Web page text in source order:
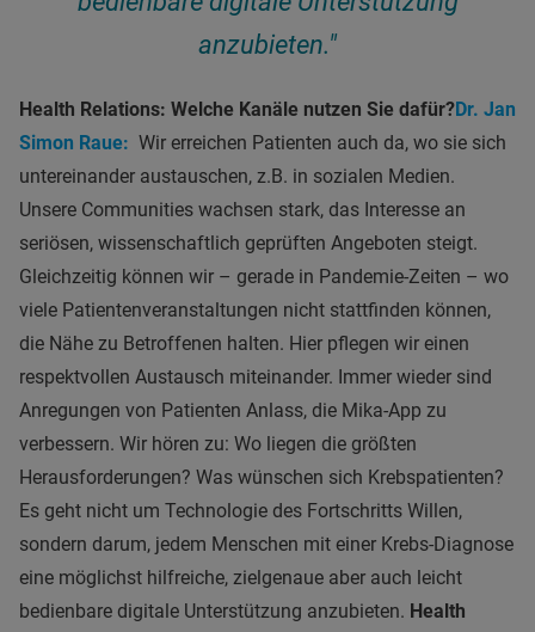
anzubieten."
Health Relations: Welche Kanäle nutzen Sie dafür?Dr. Jan
Simon Raue: Wir erreichen Patienten auch da, wo sie sich
untereinander austauschen, z.B. in sozialen Medien.
Unsere Communities wachsen stark, das Interesse an
seriösen, wissenschaftlich geprüften Angeboten steigt.
Gleichzeitig können wir – gerade in Pandemie-Zeiten – wo
viele Patientenveranstaltungen nicht stattfinden können,
die Nähe zu Betroffenen halten. Hier pflegen wir einen
respektvollen Austausch miteinander. Immer wieder sind
Anregungen von Patienten Anlass, die Mika-App zu
verbessern. Wir hören zu: Wo liegen die größten
Herausforderungen? Was wünschen sich Krebspatienten?
Es geht nicht um Technologie des Fortschritts Willen,
sondern darum, jedem Menschen mit einer Krebs-Diagnose
eine möglichst hilfreiche, zielgenaue aber auch leicht
bedienbare digitale Unterstützung anzubieten. Health